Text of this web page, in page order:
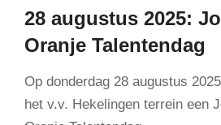
28 augustus 2025:
Oranje Talentendag
Op donderdag 28 augustus
het v.v. Hekelingen terrein een